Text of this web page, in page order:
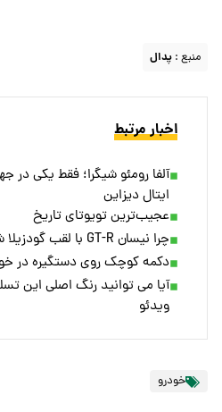
منبع : پدال
اخبار مرتبط
آلفا رومئو شیگرا؛ فقط یکی در
ایتال دیزاین
عجیب‌ترین تویوتای تاریخ
چرا نیسان GT-R با لقب گودزیلا شناخته می‌شود؟
دکمه کوچک روی دستگیره در
آیا می توانید رنگ اصلی این
ویدئو
خودرو